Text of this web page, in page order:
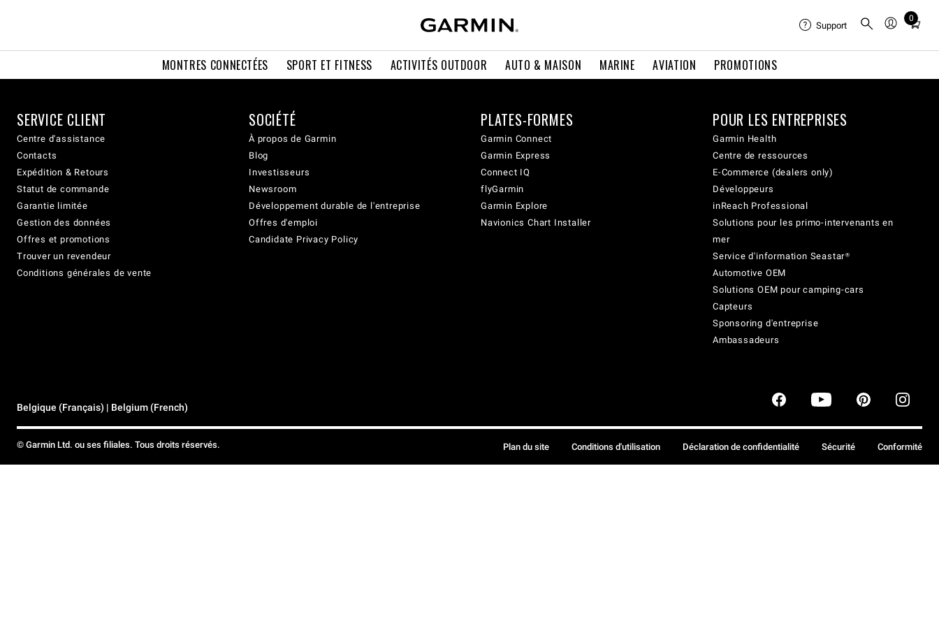
MONTRES CONNECTÉES SPORT ET FITNESS ACTIVITÉS OUTDOOR AUTO & MAISON MARINE AVIATION PROMOTIONS
Support
0
Total
cart:
SERVICE CLIENT
Centre d'assistance
Contacts
Expédition & Retours
Statut de commande
Garantie limitée
Gestion des données
Offres et promotions
Trouver un revendeur
Conditions générales de vente
SOCIÉTÉ
À propos de Garmin
Blog
Investisseurs
Newsroom
Développement durable de l'entreprise
Offres d'emploi
Candidate Privacy Policy
PLATES-FORMES
Garmin Connect
Garmin Express
Connect IQ
flyGarmin
Garmin Explore
Navionics Chart Installer
POUR LES ENTREPRISES
Garmin Health
Centre de ressources
E-Commerce (dealers only)
Développeurs
inReach Professional
Solutions pour les primo-intervenants en
mer
Service d'information Seastar®
Automotive OEM
Solutions OEM pour camping-cars
Capteurs
Sponsoring d'entreprise
Ambassadeurs
Belgique (Français) | Belgium (French)
© Garmin Ltd. ou ses filiales. Tous droits réservés. Plan du site Conditions d'utilisation Déclaration de confidentialité Sécurité Conformité